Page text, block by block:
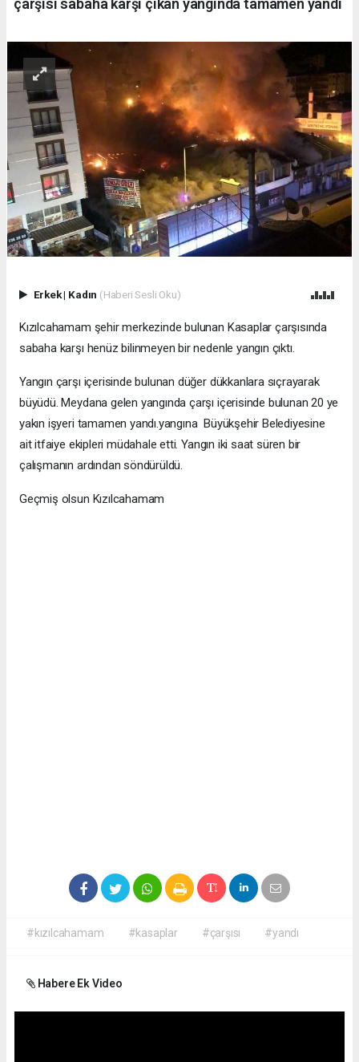
çarşısı sabaha karşı çıkan yangında tamamen yandı
Erkek| Kadın (Haberi Sesli Oku)
Kızılcahamam şehir merkezinde bulunan Kasaplar çarşısında
sabaha karşı henüz bilinmeyen bir nedenle yangın çıktı.
Yangın çarşı içerisinde bulunan düğer dükkanlara sıçrayarak
büyüdü. Meydana gelen yangında çarşı içerisinde bulunan 20 ye
yakın işyeri tamamen yandı.yangına Büyükşehir Belediyesine
ait itfaiye ekipleri müdahale etti. Yangın iki saat süren bir
çalışmanın ardından söndürüldü.
Geçmiş olsun Kızılcahamam
#kızılcahamam #kasaplar #çarşısı #yandı
Habere Ek Video